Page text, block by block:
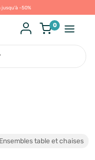
jusqu'à -50%
0
Ensembles table et chaises